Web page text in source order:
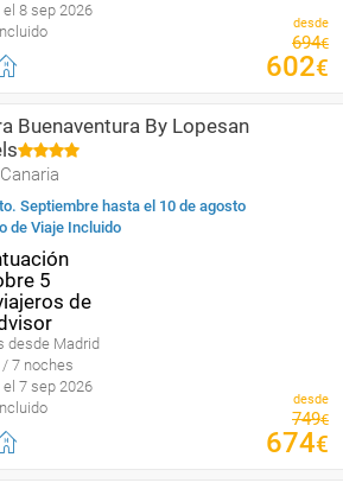
el 8 sep 2026
desde
694€
602€
Buenaventura By Lopesan
Septiembre hasta el 10 de agosto
de Viaje Incluido
desde Madrid
7 noches
el 7 sep 2026
desde
749€
674€